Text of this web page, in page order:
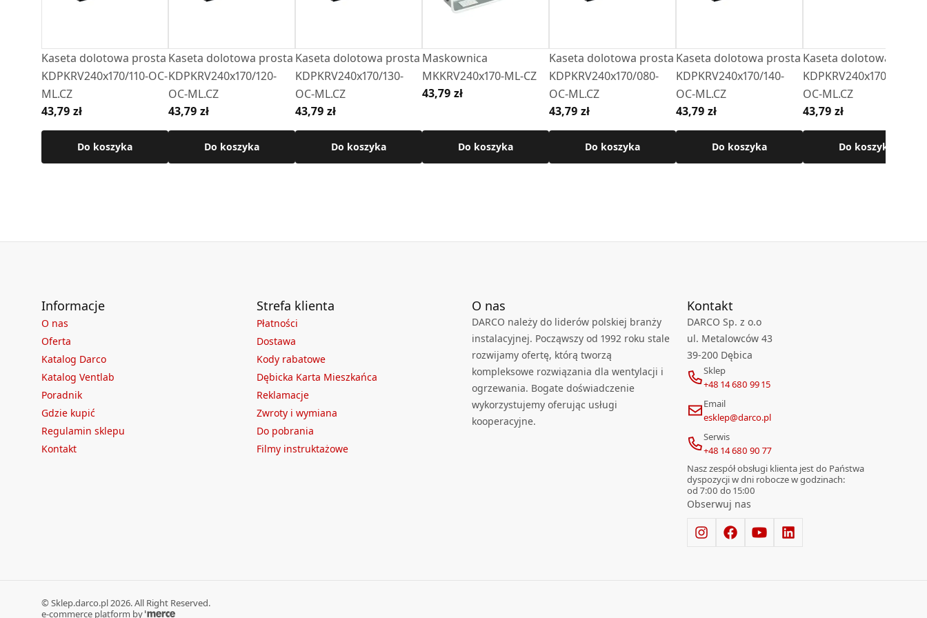
Kaseta dolotowa prosta
KDPKRV240x170/110-OC-
ML.CZ
43,79 zł
Do koszyka
Kaseta dolotowa prosta
KDPKRV240x170/120-
OC-ML.CZ
43,79 zł
Do koszyka
Kaseta dolotowa prosta
KDPKRV240x170/130-
OC-ML.CZ
43,79 zł
Do koszyka
Maskownica
MKKRV240x170-ML-CZ
43,79 zł
Do koszyka
Kaseta dolotowa prosta
KDPKRV240x170/080-
OC-ML.CZ
43,79 zł
Do koszyka
Kaseta dolotowa prosta
KDPKRV240x170/140-
OC-ML.CZ
43,79 zł
Do koszyka
Kaseta dolotowa prosta
KDPKRV240x170/150-
OC-ML.CZ
43,79 zł
Do koszyka
Informacje
O nas
Oferta
Katalog Darco
Katalog Ventlab
Poradnik
Gdzie kupić
Regulamin sklepu
Kontakt
Strefa klienta
Płatności
Dostawa
Kody rabatowe
Dębicka Karta Mieszkańca
Reklamacje
Zwroty i wymiana
Do pobrania
Filmy instruktażowe
O nas
DARCO należy do liderów polskiej branży
instalacyjnej. Począwszy od 1992 roku stale
rozwijamy ofertę, którą tworzą
kompleksowe rozwiązania dla wentylacji i
ogrzewania. Bogate doświadczenie
wykorzystujemy oferując usługi
kooperacyjne.
Kontakt
DARCO Sp. z o.o
ul. Metalowców 43
39-200 Dębica
Sklep
+48 14 680 99 15
Email
esklep@darco.pl
Serwis
+48 14 680 90 77
Nasz zespół obsługi klienta jest do Państwa
dyspozycji w dni robocze w godzinach:
od 7:00 do 15:00
Obserwuj nas
© Sklep.darco.pl2026. All Right Reserved.
e-commerce platform by